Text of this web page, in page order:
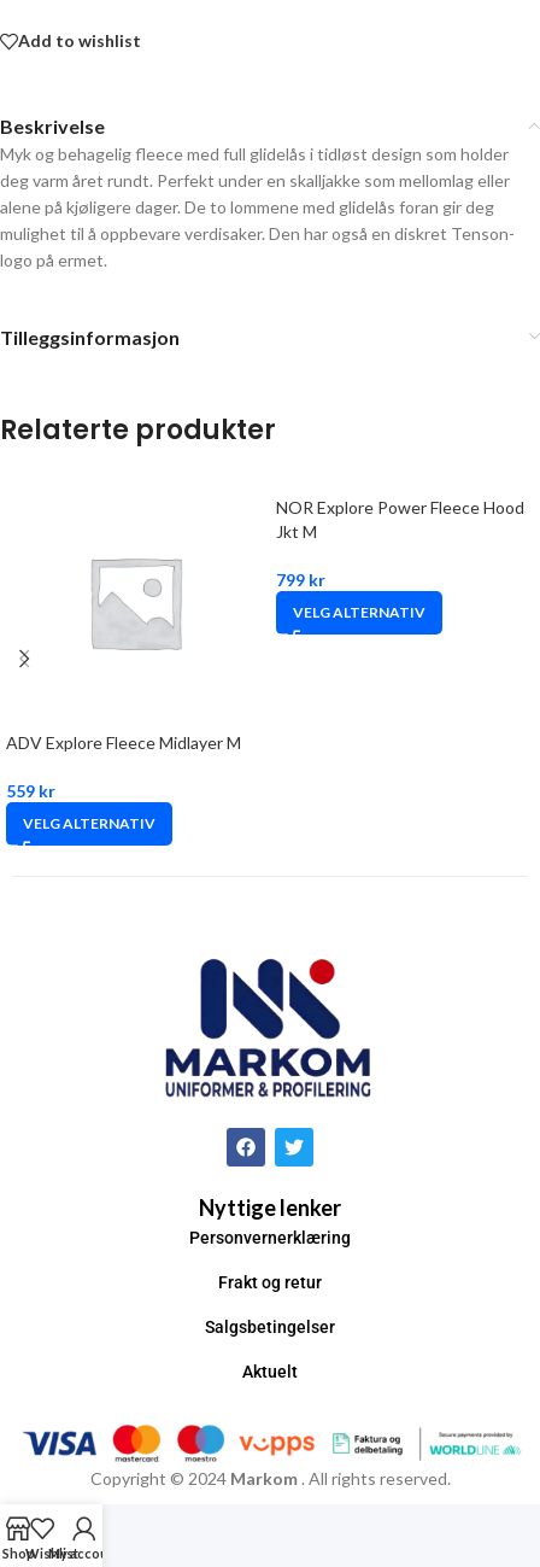
Add to wishlist
Beskrivelse
Myk og behagelig fleece med full glidelås i tidløst design som holder
deg varm året rundt. Perfekt under en skalljakke som mellomlag eller
alene på kjøligere dager. De to lommene med glidelås foran gir deg
mulighet til å oppbevare verdisaker. Den har også en diskret Tenson-
logo på ermet.
Tilleggsinformasjon
Relaterte produkter
ADV Explore Fleece Midlayer M
559 kr
VELG ALTERNATIV
NOR Explore Power Fleece Hood
Jkt M
799 kr
VELG ALTERNATIV
Nyttige lenker
Personvernerklæring
Frakt og retur
Salgsbetingelser
Aktuelt
Copyright © 2024 Markom . All rights reserved.
ShopWishlist
My account